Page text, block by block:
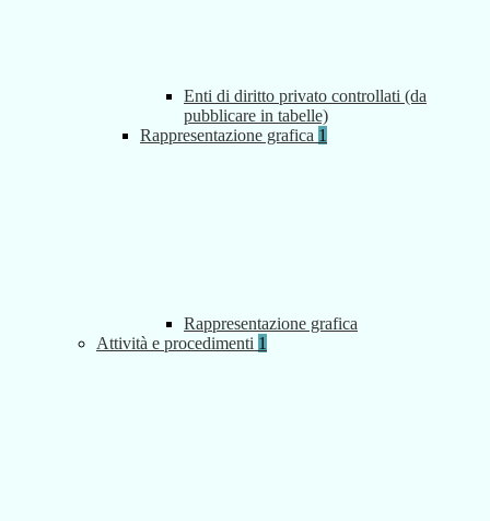
Enti di diritto privato controllati (da
pubblicare in tabelle)
Rappresentazione grafica 1
Rappresentazione grafica
Attività e procedimenti 1